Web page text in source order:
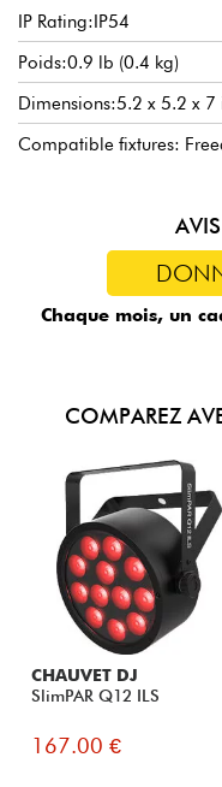
IP Rating:IP54
Poids:0.9 lb (0.4 kg)
Dimensions:5.2 x 5.2 x
Compatible fixtures:
Chaque mois, un
COMPAREZ
CHAUVET DJ
SlimPAR Q12 ILS
167.00 €